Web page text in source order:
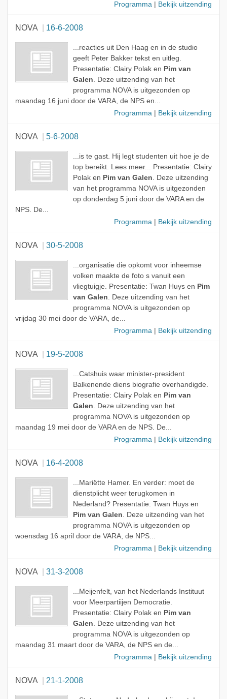
Programma
Bekijk uitzending
NOVA 16-6-2008
...reacties uit Den Haag en in de studio
geeft Peter Bakker tekst en uitleg.
Presentatie: Clairy Polak en Pim van
Galen. Deze uitzending van het
programma NOVA is uitgezonden op
maandag 16 juni door de VARA, de NPS en...
Programma
Bekijk uitzending
NOVA 5-6-2008
...is te gast. Hij legt studenten uit hoe je de
top bereikt. Lees meer... Presentatie: Clairy
Polak en Pim van Galen. Deze uitzending
van het programma NOVA is uitgezonden
op donderdag 5 juni door de VARA en de
NPS. De...
Programma
Bekijk uitzending
NOVA 30-5-2008
...organisatie die opkomt voor inheemse
volken maakte de foto s vanuit een
vliegtuigje. Presentatie: Twan Huys en Pim
van Galen. Deze uitzending van het
programma NOVA is uitgezonden op
vrijdag 30 mei door de VARA, de...
Programma
Bekijk uitzending
NOVA 19-5-2008
...Catshuis waar minister-president
Balkenende diens biografie overhandigde.
Presentatie: Clairy Polak en Pim van
Galen. Deze uitzending van het
programma NOVA is uitgezonden op
maandag 19 mei door de VARA en de NPS. De...
Programma
Bekijk uitzending
NOVA 16-4-2008
...Mariëtte Hamer. En verder: moet de
dienstplicht weer terugkomen in
Nederland? Presentatie: Twan Huys en
Pim van Galen. Deze uitzending van het
programma NOVA is uitgezonden op
woensdag 16 april door de VARA, de NPS...
Programma
Bekijk uitzending
NOVA 31-3-2008
...Meijenfelt, van het Nederlands Instituut
voor Meerpartiijen Democratie.
Presentatie: Clairy Polak en Pim van
Galen. Deze uitzending van het
programma NOVA is uitgezonden op
maandag 31 maart door de VARA, de NPS en de...
Programma
Bekijk uitzending
NOVA 21-1-2008